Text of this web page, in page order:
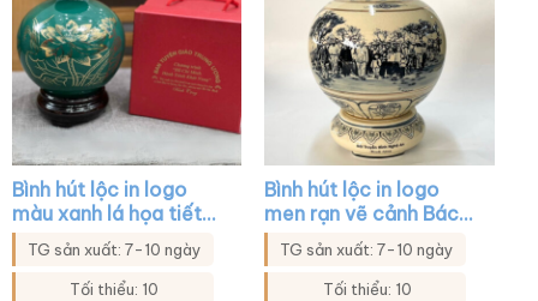
Bình hút lộc in logo
màu xanh lá họa tiết
hoa sen in decal vàng
XG-BHL27
TG sản xuất: 7-10 ngày
Tối thiểu: 10
Bình hút lộc in logo
men rạn vẽ cảnh Bác
Hồ thăm quê hương
Nghệ An XG-BHL22
TG sản xuất: 7-10 ngày
Tối thiểu: 10